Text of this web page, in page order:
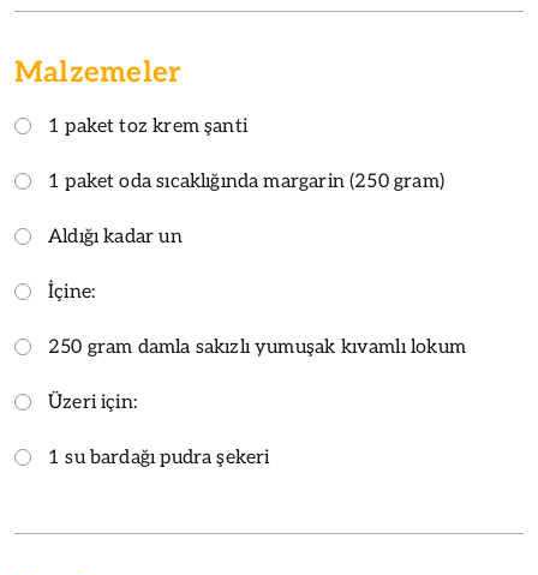
Malzemeler
1 paket toz krem şanti
1 paket oda sıcaklığında margarin (250 gram)
Aldığı kadar un
İçine:
250 gram damla sakızlı yumuşak kıvamlı lokum
Üzeri için:
1 su bardağı pudra şekeri